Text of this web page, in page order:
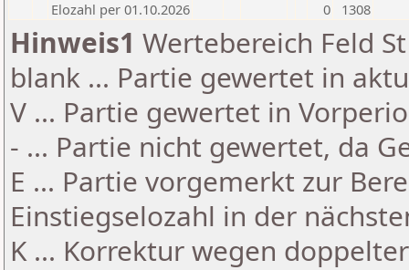
Elozahl per 01.10.2026
0 1308
Hinweis1 Wertebereich Feld
blank ... Partie gewertet in
V ... Partie gewertet in
- ... Partie nicht gewertet, da
E ... Partie vorgemerkt zur
Einstiegselozahl in der
K ... Korrektur wegen